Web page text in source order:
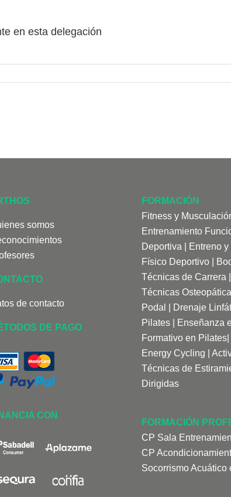
en esta delegación
somos
de contacto
DE PAGO
CON
FORMACIÓN
Fitness y
Entrenamiento
Deportiva
Entreno
Físico Deportivo
Técnicas de Carrera
Técnicas
Podal
Drenaje Linfá
Pilates
Enseñanza
Formativo en Pilates
Energy Cycling |
Técnicas de
Dirigidas
FORMACIÓN
CP Sala
CP
Socorrismo Acuático